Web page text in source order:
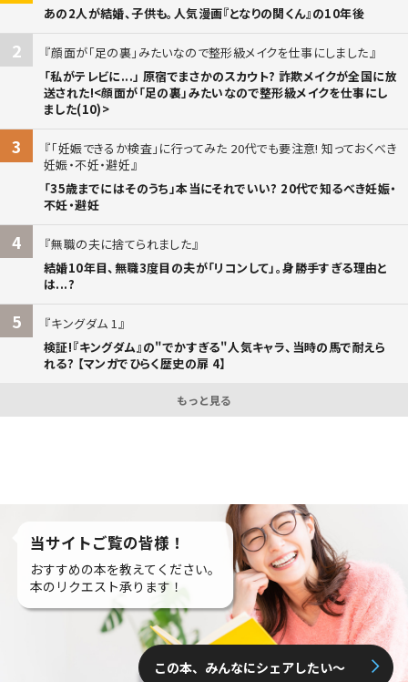
あの2人が結婚、子供も。人気漫画『となりの関くん』の10年後
2
顔面が「足の裏」みたいなので整形級メイクを仕事にしました
「私がテレビに...」 原宿でまさかのスカウト? 詐欺メイクが全国に放
送された!<顔面が「足の裏」みたいなので整形級メイクを仕事にし
ました(10)>
3
「妊娠できるか検査」に行ってみた 20代でも要注意! 知っておくべき
妊娠・不妊・避妊
「35歳までにはそのうち」本当にそれでいい? 20代で知るべき妊娠・
不妊・避妊
4
無職の夫に捨てられました
結婚10年目、無職3度目の夫が「リコンして」。身勝手すぎる理由と
は...?
5
キングダム 1
検証!『キングダム』の"でかすぎる"人気キャラ、当時の馬で耐えら
れる? 【マンガでひらく歴史の扉 4】
もっと見る
当サイトご覧の皆様！
おすすめの本を教えてください。
本のリクエスト承ります！
この本、みんなにシェアしたい〜